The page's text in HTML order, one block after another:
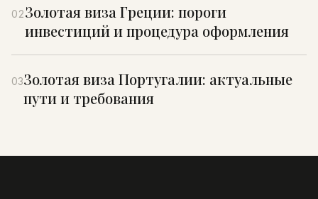
02Золотая виза Греции: пороги
инвестиций и процедура оформления
03Золотая виза Португалии: актуальные
пути и требования